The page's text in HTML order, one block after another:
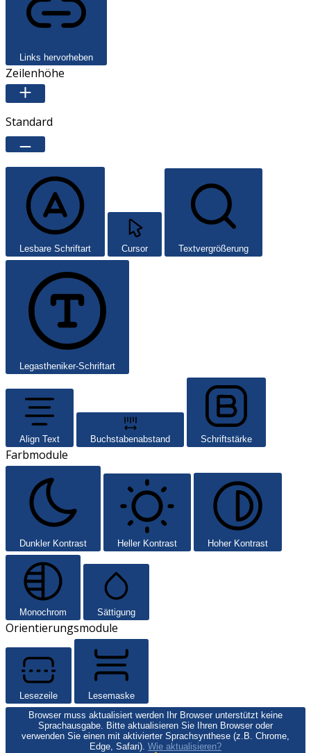
Links hervorheben
Zeilenhöhe
Standard
Lesbare Schriftart Cursor Textvergrößerung
Legastheniker-Schriftart
Align Text Buchstabenabstand Schriftstärke
Farbmodule
Dunkler Kontrast Heller Kontrast Hoher Kontrast
Monochrom Sättigung
Orientierungsmodule
Lesezeile
Lesemaske
Browser muss aktualisiert werden
Ihr Browser unterstützt keine
Sprachausgabe. Bitte aktualisieren Sie Ihren Browser oder
verwenden Sie einen mit aktivierter Sprachsynthese (z.B. Chrome,
Edge, Safari). Wie aktualisieren?